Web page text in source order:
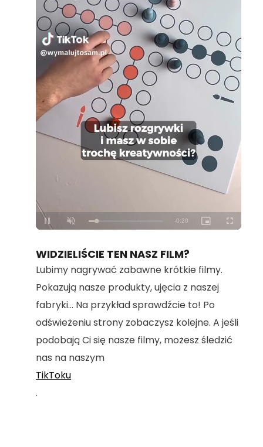
Unmute
100.00%
WIDZIELIŚCIE TEN NASZ FILM?
Lubimy nagrywać zabawne krótkie filmy.
Pokazują nasze produkty, ujęcia z naszej
fabryki... Na przykład sprawdźcie to! Po
odświeżeniu strony zobaczysz kolejne. A jeśli
podobają Ci się nasze filmy, możesz śledzić
nas na naszym
TikToku
.